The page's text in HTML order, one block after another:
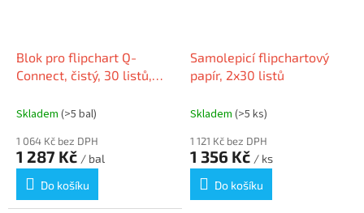
Blok pro flipchart Q-
Connect, čistý, 30 listů,
Skladem (>5 bal)
1 064 Kč bez DPH
1 287 Kč / bal
Do košíku
Samolepicí flipchartový
papír, 2x30 listů
Skladem (>5 ks)
1 121 Kč bez DPH
1 356 Kč / ks
Do košíku